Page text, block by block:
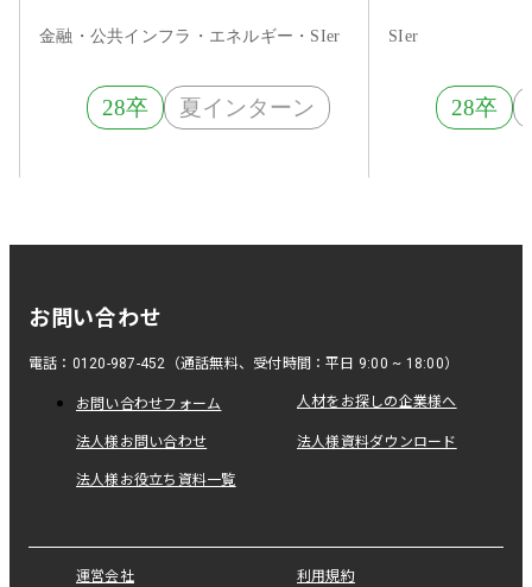
金融・公共インフラ・エネルギー・SIer
28卒 夏インターン
SIer
28卒
お問い合わせ
電話：0120-987-452（通話無料、受付時間：平日 9:00 ~ 18:00）
お問い合わせフォーム 人材をお探しの企業様へ
法人様お問い合わせ 法人様資料ダウンロード
法人様お役立ち資料一覧
運営会社 利用規約